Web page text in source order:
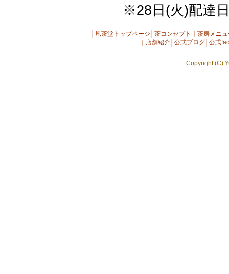
※28日(火)配達
凰茶堂トップページ 茶コンセプト ｜ 茶房メニ
｜ 店舗紹介 公式ブログ 公式
Copyright (C)